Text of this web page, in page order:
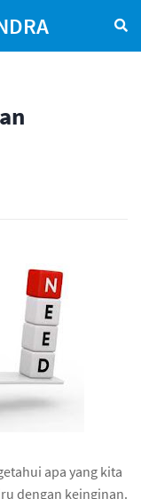
apa yang kita
dengan keinginan.